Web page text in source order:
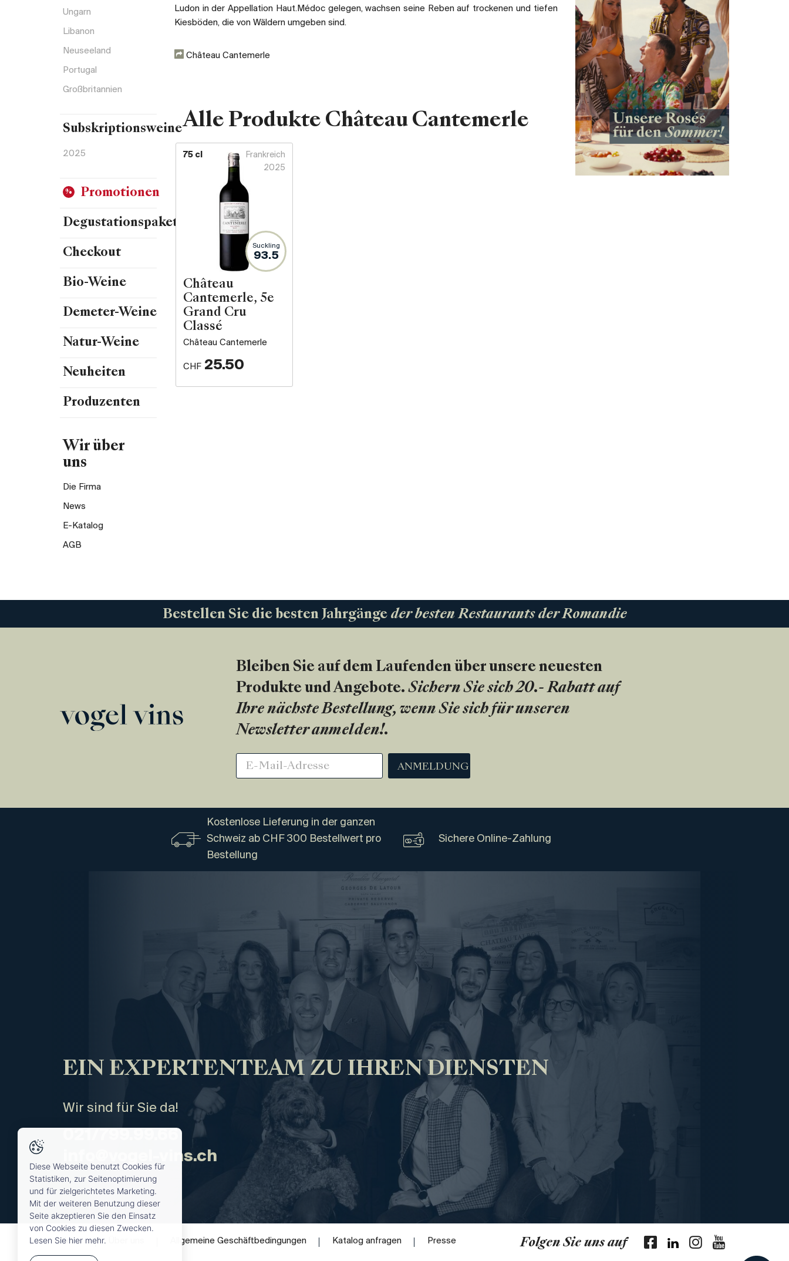
Ungarn
Libanon
Neuseeland
Portugal
Großbritannien
Subskriptionsweine
2025
Promotionen
Degustationspakete
Checkout
Bio-Weine
Demeter-Weine
Natur-Weine
Neuheiten
Produzenten
Wir über
uns
Die Firma
News
E-Katalog
AGB
Ludon in der Appellation Haut.Médoc gelegen, wachsen seine Reben auf trockenen und tiefen
Kiesböden, die von Wäldern umgeben sind.
Château Cantemerle
Alle Produkte Château Cantemerle
75 cl
Frankreich
2025
Suckling
93.5
Château
Cantemerle, 5e
Grand Cru
Classé
Château Cantemerle
CHF 25.50
Bestellen Sie die besten Jahrgänge der besten Restaurants der Romandie
Bleiben Sie auf dem Laufenden über unsere neuesten
Produkte und Angebote. Sichern Sie sich 20.- Rabatt auf
Ihre nächste Bestellung, wenn Sie sich für unseren
Newsletter anmelden!.
ANMELDUNG
Kostenlose Lieferung in der ganzen
Schweiz ab CHF 300 Bestellwert pro
Bestellung
Sichere Online-Zahlung
EIN EXPERTENTEAM ZU IHREN DIENSTEN
Wir sind für Sie da!
info@vogel-vins.ch
Folgen Sie uns auf
News Allgemeine Geschäftbedingungen Katalog anfragen Presse
Diese Webseite benutzt Cookies für
Statistiken, zur Seitenoptimierung
und für zielgerichtetes Marketing.
Mit der weiteren Benutzung dieser
Seite akzeptieren Sie den Einsatz
von Cookies zu diesen Zwecken.
Lesen Sie hier mehr.